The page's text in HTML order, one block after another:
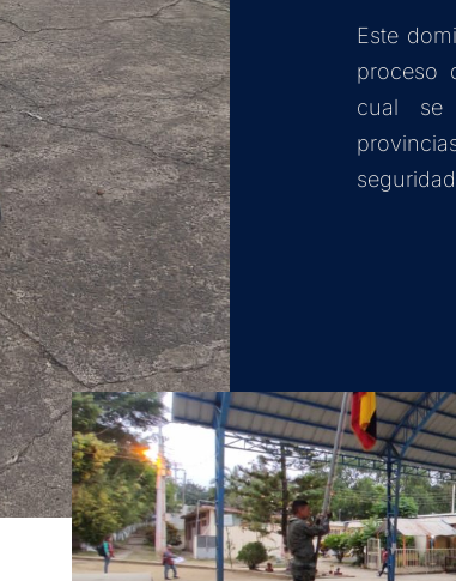
Este
proceso
cual se